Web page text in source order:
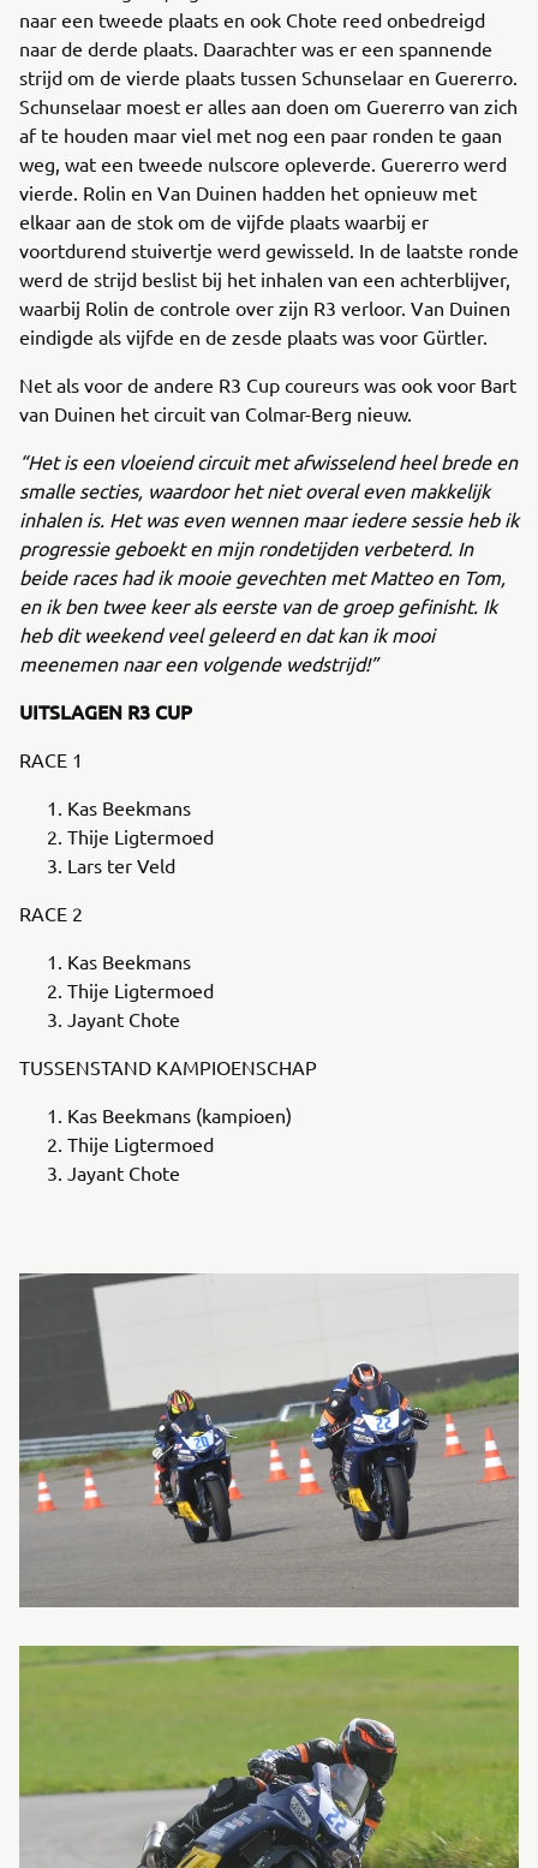
naar een tweede plaats en ook Chote reed onbedreigd
naar de derde plaats. Daarachter was er een spannende
strijd om de vierde plaats tussen Schunselaar en Guererro.
Schunselaar moest er alles aan doen om Guererro van zich
af te houden maar viel met nog een paar ronden te gaan
weg, wat een tweede nulscore opleverde. Guererro werd
vierde. Rolin en Van Duinen hadden het opnieuw met
elkaar aan de stok om de vijfde plaats waarbij er
voortdurend stuivertje werd gewisseld. In de laatste ronde
werd de strijd beslist bij het inhalen van een achterblijver,
waarbij Rolin de controle over zijn R3 verloor. Van Duinen
eindigde als vijfde en de zesde plaats was voor Gürtler.
Net als voor de andere R3 Cup coureurs was ook voor Bart
van Duinen het circuit van Colmar-Berg nieuw.
“Het is een vloeiend circuit met afwisselend heel brede en
smalle secties, waardoor het niet overal even makkelijk
inhalen is. Het was even wennen maar iedere sessie heb ik
progressie geboekt en mijn rondetijden verbeterd. In
beide races had ik mooie gevechten met Matteo en Tom,
en ik ben twee keer als eerste van de groep gefinisht. Ik
heb dit weekend veel geleerd en dat kan ik mooi
meenemen naar een volgende wedstrijd!”
UITSLAGEN R3 CUP
RACE 1
Kas Beekmans
Thije Ligtermoed
Lars ter Veld
RACE 2
Kas Beekmans
Thije Ligtermoed
Jayant Chote
TUSSENSTAND KAMPIOENSCHAP
Kas Beekmans (kampioen)
Thije Ligtermoed
Jayant Chote